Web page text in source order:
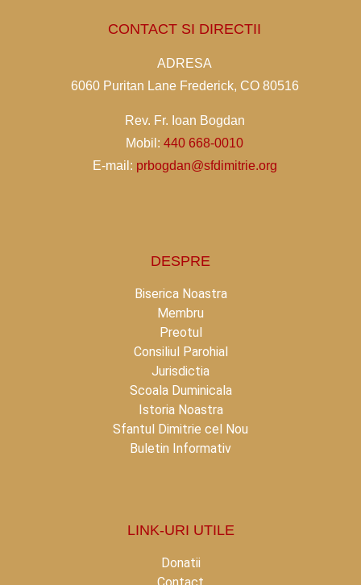
CONTACT SI DIRECTII
ADRESA
6060 Puritan Lane Frederick, CO 80516
Rev. Fr. Ioan Bogdan
Mobil: 440 668-0010
E-mail: prbogdan@sfdimitrie.org
DESPRE
Biserica Noastra
Membru
Preotul
Consiliul Parohial
Jurisdictia
Scoala Duminicala
Istoria Noastra
Sfantul Dimitrie cel Nou
Buletin Informativ
LINK-URI UTILE
Donatii